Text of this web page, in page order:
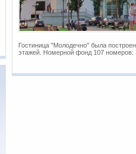
Гостиница "Молодечно" была
этажей. Номерной фонд 107